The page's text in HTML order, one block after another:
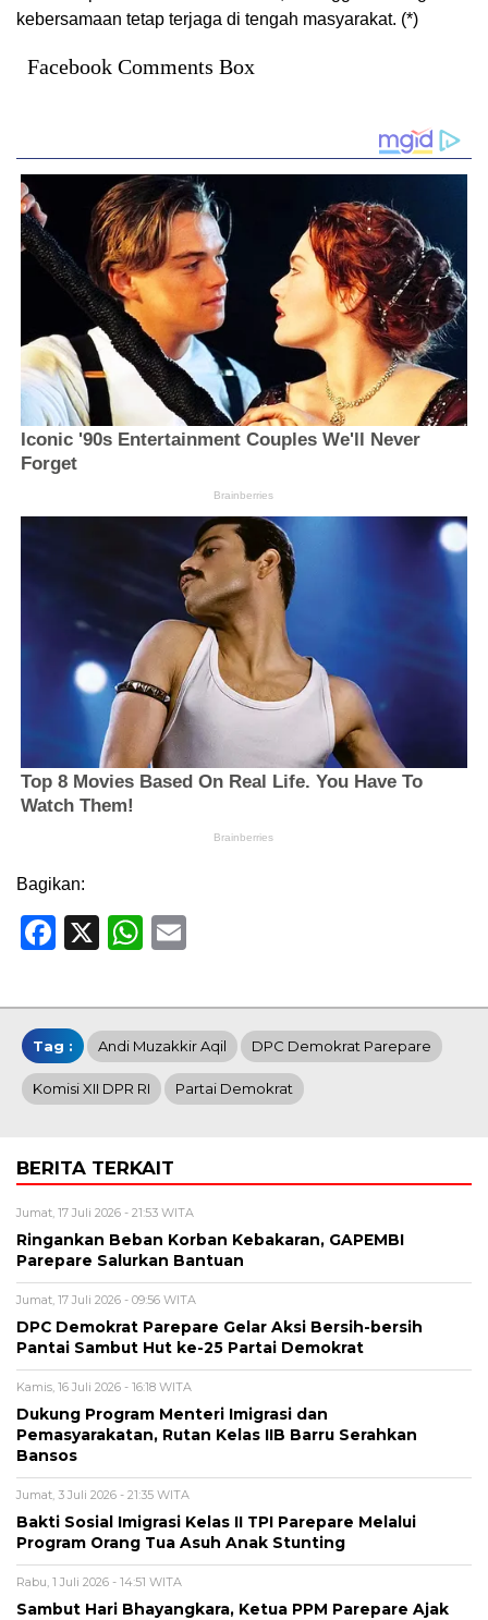
kebersamaan tetap terjaga di tengah masyarakat. (*)
Facebook Comments Box
Bagikan:
Facebook
X WhatsApp
Tag : Andi Muzakkir Aqil DPC Demokrat Parepare
Komisi XII DPR RI Partai Demokrat
BERITA TERKAIT
Jumat, 17 Juli 2026 - 21:53 WITA
Ringankan Beban Korban Kebakaran, GAPEMBI
Parepare Salurkan Bantuan
Jumat, 17 Juli 2026 - 09:56 WITA
DPC Demokrat Parepare Gelar Aksi Bersih-bersih
Pantai Sambut Hut ke-25 Partai Demokrat
Kamis, 16 Juli 2026 - 16:18 WITA
Dukung Program Menteri Imigrasi dan
Pemasyarakatan, Rutan Kelas IIB Barru Serahkan
Bansos
Jumat, 3 Juli 2026 - 21:35 WITA
Bakti Sosial Imigrasi Kelas II TPI Parepare Melalui
Program Orang Tua Asuh Anak Stunting
Rabu, 1 Juli 2026 - 14:51 WITA
Sambut Hari Bhayangkara, Ketua PPM Parepare Ajak